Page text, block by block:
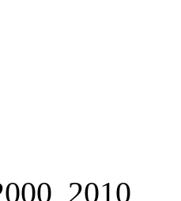
2010